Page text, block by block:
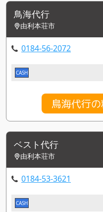
鳥海代行
由利本荘市
0184-56-2072
CASH
鳥海代行
ベスト代行
由利本荘市
0184-53-3621
CASH